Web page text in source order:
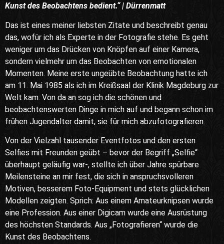
Kunst des Beobachtens bedient.“ | Dürrenmatt
Das ist eines meiner liebsten Zitate und beschreibt genau
das, wofür ich als Experte in der Fotografie stehe. Es geht
weniger um das Drücken von Knöpfen auf einer Kamera,
sondern vielmehr um das Beobachten von emotionalen
Momenten. Meine erste ungeübte Beobachtung hatte ich
am 11. Mai 1985 als ich im Kreißsaal der Klinik Magdeburg zur
Welt kam. Von da an sog ich die schönen und
beobachtenswerten Dinge in mich auf und begann schon im
frühen Jugendalter damit, sie für mich abzufotografieren.
Von der Vielzahl tausender Eventfotos und den ersten
Selfies mit Freunden geübt – bevor der Begriff „Selfie“
überhaupt geläufig war-, stellte ich über Jahre spürbare
Meilensteine an mir fest, die sich in anspruchsvolleren
Motiven, besserem Foto-Equipment und stets glücklichen
Modellen zeigten. Sprich: Aus einem Amateurknipsen wurde
eine Profession. Aus einer Digicam wurde eine Ausrüstung
des höchsten Standards. Aus „Fotografieren“ wurde die
Kunst des Beobachtens.